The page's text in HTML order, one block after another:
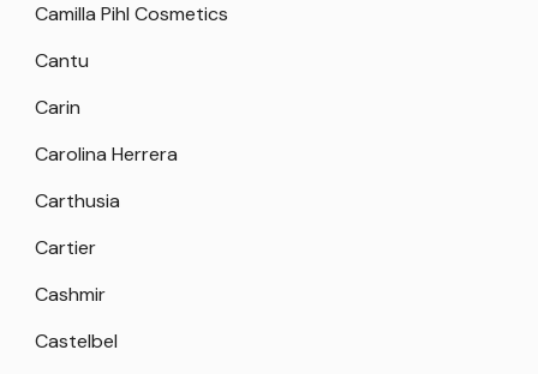
Camilla Pihl Cosmetics
Cantu
Carin
Carolina Herrera
Carthusia
Cartier
Cashmir
Castelbel